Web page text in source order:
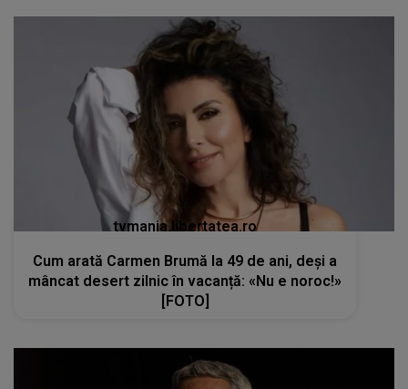
tvmania.libertatea.ro
Cum arată Carmen Brumă la 49 de ani, deși a
mâncat desert zilnic în vacanță: «Nu e noroc!»
[FOTO]